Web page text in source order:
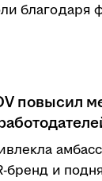
благодаря
повысил
бренд и